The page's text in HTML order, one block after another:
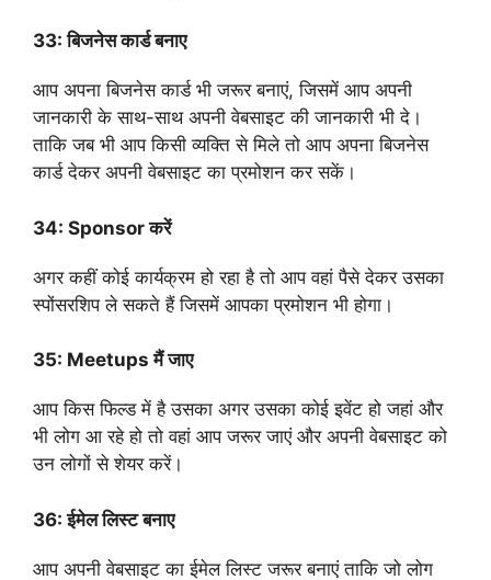
33: बिजनेस कार्ड बनाए
आप अपना बिजनेस कार्ड भी जरूर बनाएं, जिसमें आप अपनी
जानकारी के साथ-साथ अपनी वेबसाइट की जानकारी भी दे।
ताकि जब भी आप किसी व्यक्ति से मिले तो आप अपना बिजनेस
कार्ड देकर अपनी वेबसाइट का प्रमोशन कर सकें।
34: Sponsor करें
अगर कहीं कोई कार्यक्रम हो रहा है तो आप वहां पैसे देकर उसका
स्पोंसरशिप ले सकते हैं जिसमें आपका प्रमोशन भी होगा।
35: Meetups मैं जाए
आप किस फिल्ड में है उसका अगर उसका कोई इवेंट हो जहां और
भी लोग आ रहे हो तो वहां आप जरूर जाएं और अपनी वेबसाइट को
उन लोगों से शेयर करें।
36: ईमेल लिस्ट बनाए
आप अपनी वेबसाइट का ईमेल लिस्ट जरूर बनाएं ताकि जो लोग